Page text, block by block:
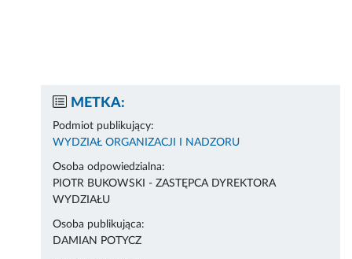
METKA:
Podmiot publikujący:
WYDZIAŁ ORGANIZACJI I NADZORU
Osoba odpowiedzialna:
PIOTR BUKOWSKI - ZASTĘPCA DYREKTORA
WYDZIAŁU
Osoba publikująca:
DAMIAN POTYCZ